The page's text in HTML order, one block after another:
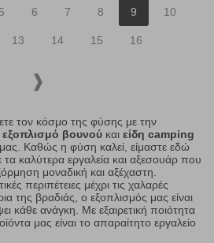
5 6 7 8 9 10
13 14 15 16
τον κόσμο της φύσης με την
εξοπλισμό βουνού και είδη camping
Καθώς η φύση καλεί, είμαστε εδώ
καλύτερα εργαλεία και αξεσουάρ που
μοναδική και αξέχαστη.
περιπέτειες μέχρι τις χαλαρές
της βραδιάς, ο εξοπλισμός μας είναι
κάθε ανάγκη. Με εξαιρετική ποιότητα
μας είναι το απαραίτητο εργαλείο